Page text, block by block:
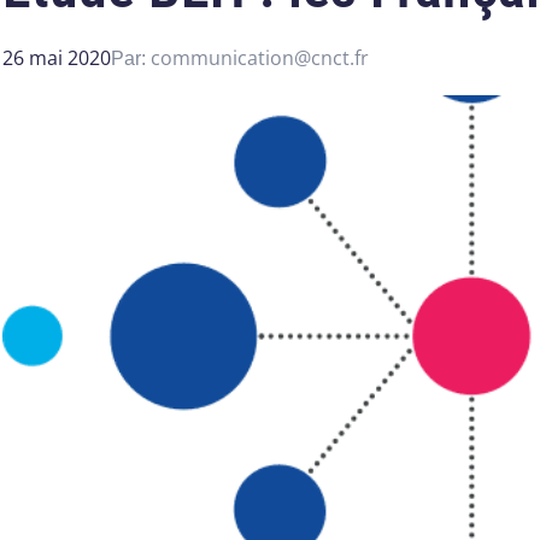
26 mai 2020Par: communication@cnct.fr